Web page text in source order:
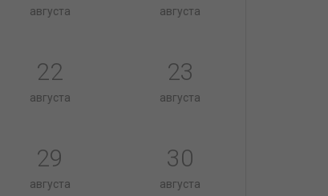
августа августа
22
августа
23
августа
29
августа
30
августа